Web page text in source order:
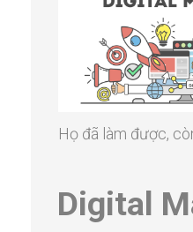
Họ đã làm được,
Digital